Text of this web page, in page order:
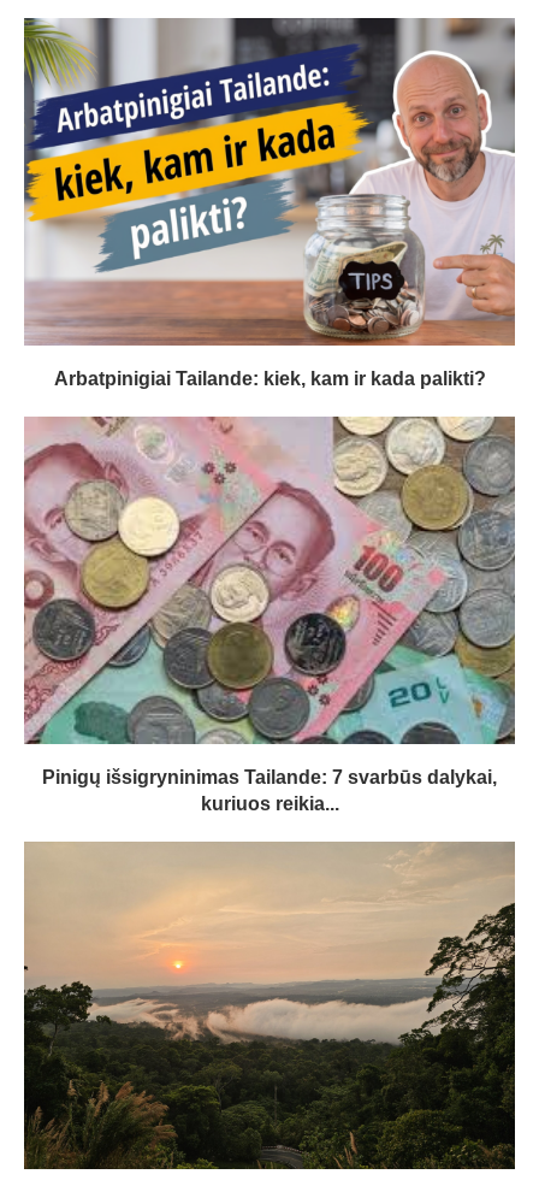
Arbatpinigiai Tailande: kiek, kam ir kada palikti?
Pinigų išsigryninimas Tailande: 7 svarbūs dalykai,
kuriuos reikia...